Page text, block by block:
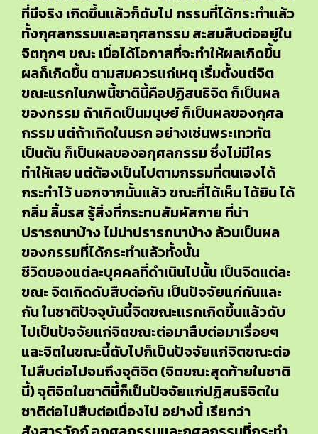
ที่มีจริง เกิดขึ้นแล้วก็ดับไป กรรมที่ได้กระทำแล้ว
ทั้งกุศลกรรมและอกุศลกรรม สะสมสืบต่ออยู่ใน
จิตทุกๆ ขณะ เมื่อได้โอกาสที่จะทำให้ผลเกิดขึ้น
ผลก็เกิดขึ้น ตามสมควรแก่เหตุ เริ่มตั้งแต่จิต
ขณะแรกในภพนี้ชาตินี้คือปฏิสนธิจิต ก็เป็นผล
ของกรรม ถ้าเกิดเป็นมนุษย์ ก็เป็นผลของกุศล
กรรม แต่ถ้าเกิดในนรก อย่างเช่นพระเทวทัต
เป็นต้น ก็เป็นผลของอกุศลกรรม ซึ่งไม่มีใคร
ทำให้เลย แต่ต้องเป็นไปตามกรรมที่ตนเองได้
กระทำไว้ นอกจากนั้นแล้ว ขณะที่ได้เห็น ได้ยิน ได้
กลิ่น ลิ้มรส รู้สิ่งที่กระทบสัมผัสกาย ที่น่า
ปรารถนาบ้าง ไม่น่าปรารถนาบ้าง ล้วนเป็นผล
ของกรรมที่ได้กระทำแล้วทั้งนั้น
ชีวิตของแต่ละบุคคลที่ดำเนินไปนั้น เป็นจิตแต่ละ
ขณะ จิตเกิดดับสืบต่อกัน เป็นปัจจัยแก่กันและ
กัน ในชาติปัจจุบันนี้จิตขณะแรกเกิดขึ้นแล้วดับ
ไปเป็นปัจจัยแก่จิตขณะต่อมาสืบต่อมาเรื่อยๆ
และจิตในขณะนี้ดับไปก็เป็นปัจจัยแก่จิตขณะต่อ
ไปสืบต่อไปจนถึงจุติจิต (จิตขณะสุดท้ายในชาติ
นี้) จุติจิตในชาตินี้ก็เป็นปัจจัยแก่ปฏิสนธิจิตใน
ชาติต่อไปสืบต่อเนื่องไป อย่างนี้ เรียกว่า